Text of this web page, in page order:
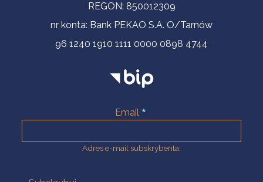
REGON: 850012309
nr konta: Bank PEKAO S.A. O/Tarnów
96 1240 1910 1111 0000 0898 4744
Email
Adres e-mail subskrybenta.